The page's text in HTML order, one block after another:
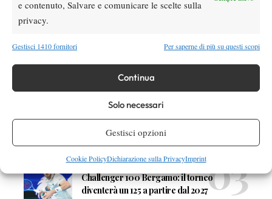
e contenuto, Salvare e comunicare le scelte sulla
privacy.
Gestisci 1410 fornitori Per saperne di più su questi scopi
Continua
Solo necessari
Gestisci opzioni
Cookie PolicyDichiarazione sulla PrivacyImprint
Masters 1000 Montreal 2026: Darderi
Shang inizia in ritardo per pioggia
Masters 1000 Montreal 2026: solo 2 top ten al terzo turno,
Challenger News
Challenger 100 Bergamo: il torneo
diventerà un 125 a partire dal 2027